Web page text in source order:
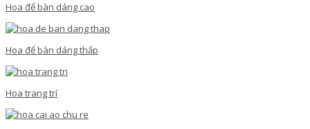
Hoa để bàn dáng cao
Hoa để bàn dáng thấp
Hoa trang trí